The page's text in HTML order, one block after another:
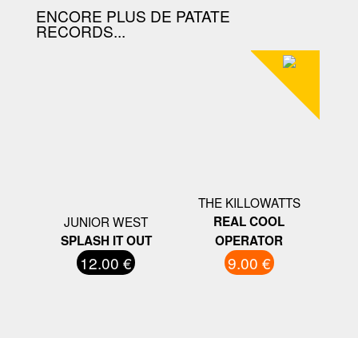
ENCORE PLUS DE PATATE
RECORDS...
JUNIOR WEST
SPLASH IT OUT
12.00 €
THE KILLOWATTS
REAL COOL
OPERATOR
9.00 €